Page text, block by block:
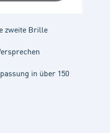
zweite Brille
in über 150